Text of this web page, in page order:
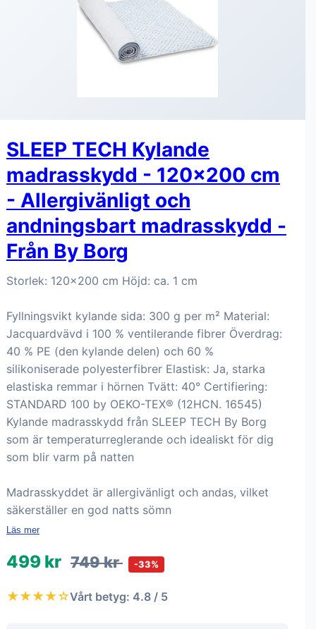
SLEEP TECH Kylande
madrasskydd - 120x200 cm
- Allergivänligt och
andningsbart madrasskydd -
Från By Borg
Storlek: 120x200 cm Höjd: ca. 1 cm
Fyllningsvikt kylande sida: 300 g per m² Material:
Jacquardvävd i 100 % ventilerande fibrer Överdrag:
40 % PE (den kylande delen) och 60 %
silikoniserade polyesterfibrer Elastisk: Ja, starka
elastiska remmar i hörnen Tvätt: 40° Certifiering:
STANDARD 100 by OEKO-TEX® (12HCN. 16545)
Kylande madrasskydd från SLEEP TECH By Borg
som är temperaturreglerande och idealiskt för dig
som blir varm på natten
Madrasskyddet är allergivänligt och andas, vilket
säkerställer en god natts sömn
Läs mer
499 kr 749 kr -33%
★★★★☆Vårt betyg: 4.8 / 5